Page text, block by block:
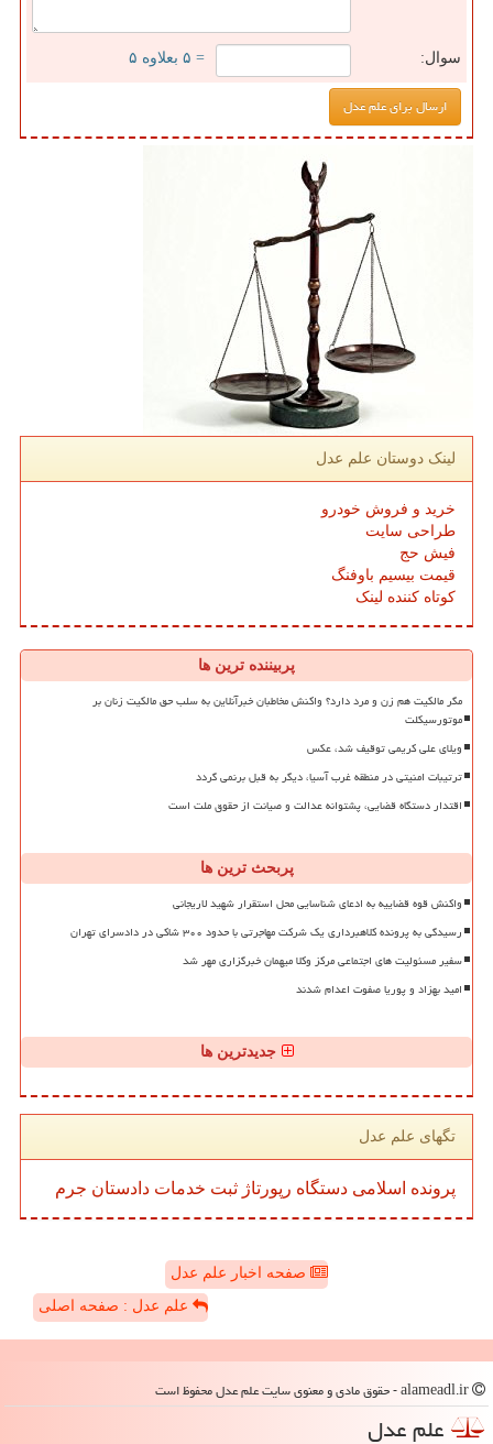
سوال: = ۵ بعلاوه ۵
لینک دوستان علم عدل
خرید و فروش خودرو
طراحی سایت
فیش حج
قیمت بیسیم باوفنگ
کوتاه کننده لینک
پربیننده ترین ها
مگر مالکیت هم زن و مرد دارد؟ واکنش مخاطبان خبرآنلاین به سلب حق مالکیت زنان بر
موتورسیکلت
ویلای علی کریمی توقیف شد، عکس
ترتیبات امنیتی در منطقه غرب آسیا، دیگر به قبل برنمی گردد
اقتدار دستگاه قضایی، پشتوانه عدالت و صیانت از حقوق ملت است
پربحث ترین ها
واکنش قوه قضاییه به ادعای شناسایی محل استقرار شهید لاریجانی
رسیدگی به پرونده کلاهبرداری یک شرکت مهاجرتی با حدود ۳۰۰ شاکی در دادسرای تهران
سفیر مسئولیت های اجتماعی مرکز وکلا میهمان خبرگزاری مهر شد
امید بهزاد و پوریا صفوت اعدام شدند
جدیدترین ها
تگهای علم عدل
پرونده اسلامی دستگاه رپورتاژ ثبت خدمات دادستان جرم
صفحه اخبار علم عدل
علم عدل : صفحه اصلی
علم عدل